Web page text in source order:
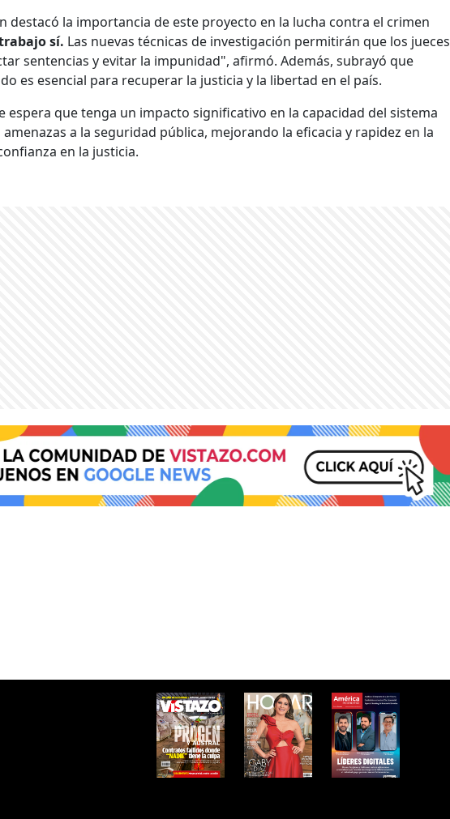
destacó la importancia de este proyecto en la lucha contra el crimen
sí. Las nuevas técnicas de investigación permitirán que los jueces
sentencias y evitar la impunidad", afirmó. Además, subrayó que
es esencial para recuperar la justicia y la libertad en el país.
espera que tenga un impacto significativo en la capacidad del sistema
a la seguridad pública, mejorando la eficacia y rapidez en la
en la justicia.